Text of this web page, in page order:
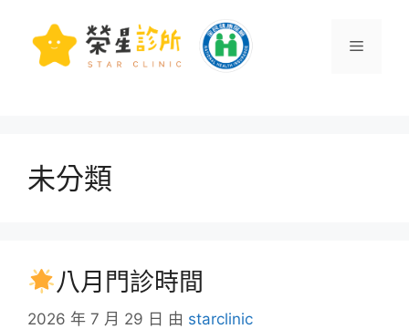
未分類
八月門診時間
2026 年 7 月 29 日 由 starclinic